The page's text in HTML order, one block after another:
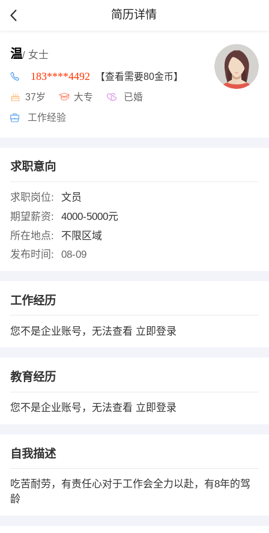
简历详情
温/ 女士
183****4492 【查看需要80金币】
37岁 大专 已婚
工作经验
求职意向
求职岗位:
文员
期望薪资:
4000-5000元
所在地点:
不限区域
发布时间:
08-09
工作经历
您不是企业账号，无法查看 立即登录
教育经历
您不是企业账号，无法查看 立即登录
自我描述
吃苦耐劳，有责任心对于工作会全力以赴，有8年的驾
龄